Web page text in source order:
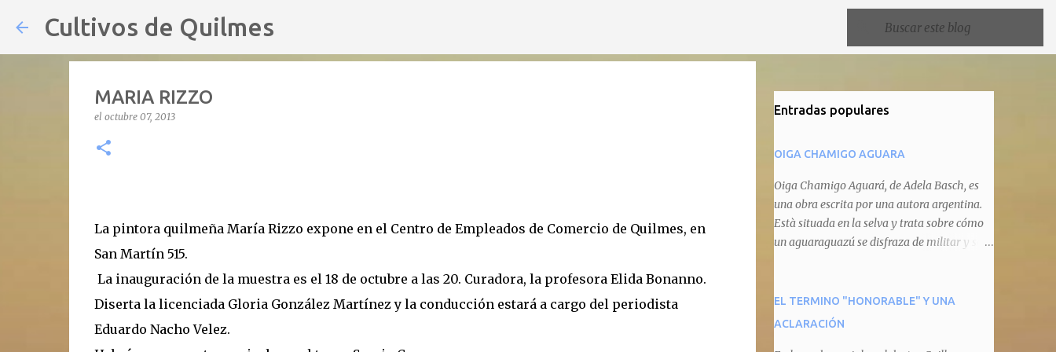
Cultivos de Quilmes
MARIA RIZZO
el octubre 07, 2013
La pintora quilmeña María Rizzo expone en el Centro de Empleados de Comercio de Quilmes, en
San Martín 515.
La inauguración de la muestra es el 18 de octubre a las 20. Curadora, la profesora Elida Bonanno.
Diserta la licenciada Gloria González Martínez y la conducción estará a cargo del periodista
Eduardo Nacho Velez.
Entradas populares
OIGA CHAMIGO AGUARA
Oiga Chamigo Aguará, de Adela Basch, es
una obra escrita por una autora argentina.
Està situada en la selva y trata sobre cómo
un aguaraguazú se disfraza de militar y se
animal que pretenda circular por ahí. En
primera instancia aparece Teteu, el tero,
EL TERMINO "HONORABLE" Y UNA
ACLARACIÓN